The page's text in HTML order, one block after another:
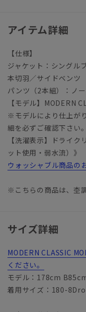
アイテム詳細
【仕様】
ジャケット：シングル
本切羽／サイドベンツ
パンツ（2本組）：ノ
【モデル】MODERN
※モデルにより仕上が
細を必ずご確認下さい。
【洗濯表示】ドライ
ット使用・弱水流）》
ウォッシャブル商品の
※こちらの商品は、杢
サイズ詳細
MODERN CLASSIC
ください。
モデル：178cm
着用サイズ：180-